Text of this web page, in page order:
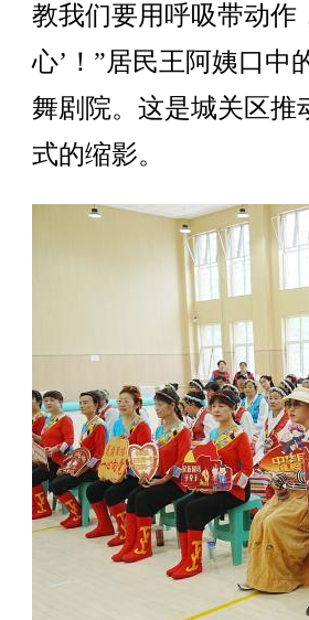
教我们要用呼吸带动作
心’！”居民王阿姨口中
舞剧院。这是城关区推
式的缩影。